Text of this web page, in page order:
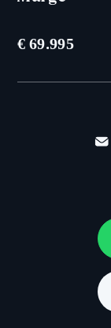
€ 69.995